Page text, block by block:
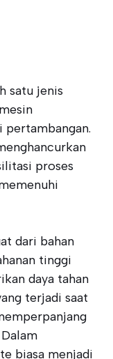
satu jenis
proses
dari bahan
tinggi
daya tahan
terjadi saat
biasa menjadi